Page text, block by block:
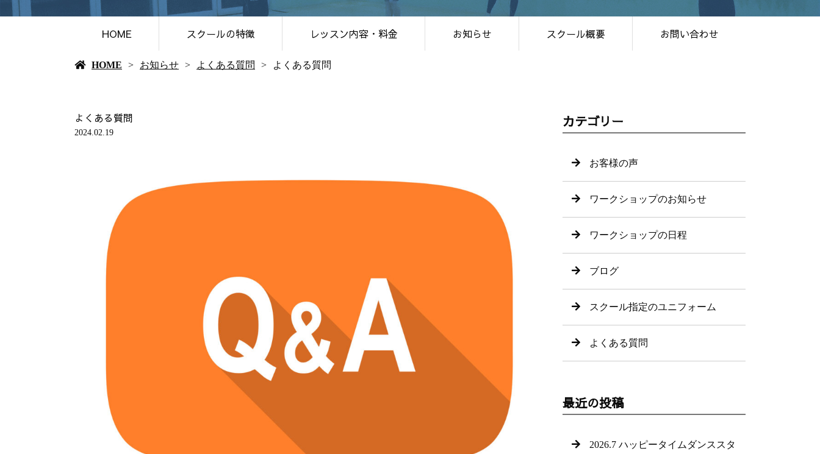
HOME スクールの特徴 レッスン内容・料金 お知らせ スクール概要 お問い合わせ
HOME お知らせ よくある質問 よくある質問
よくある質問
2024.02.19
カテゴリー
お客様の声
ワークショップのお知らせ
ワークショップの日程
ブログ
スクール指定のユニフォーム
よくある質問
最近の投稿
2026.7 ハッピータイムダンススタ